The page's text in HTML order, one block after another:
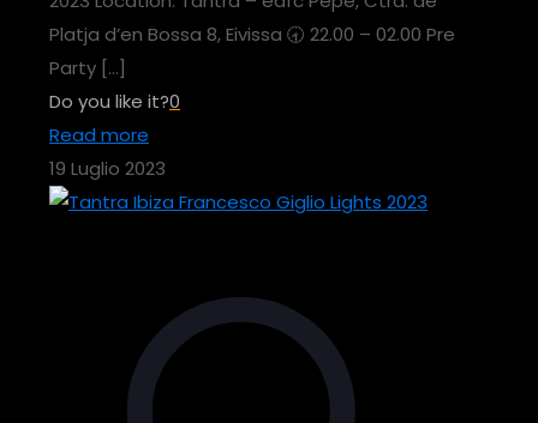
Platja d’en Bossa 8, Eivissa 🕣 22.00 – 02.00 Pre
Party […]
Do you like it?0
Read more
19 Luglio 2023